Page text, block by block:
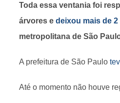
Toda essa ventania foi
árvores e deixou mais de
metropolitana de São
A prefeitura de São Paulo
Até o momento não houve